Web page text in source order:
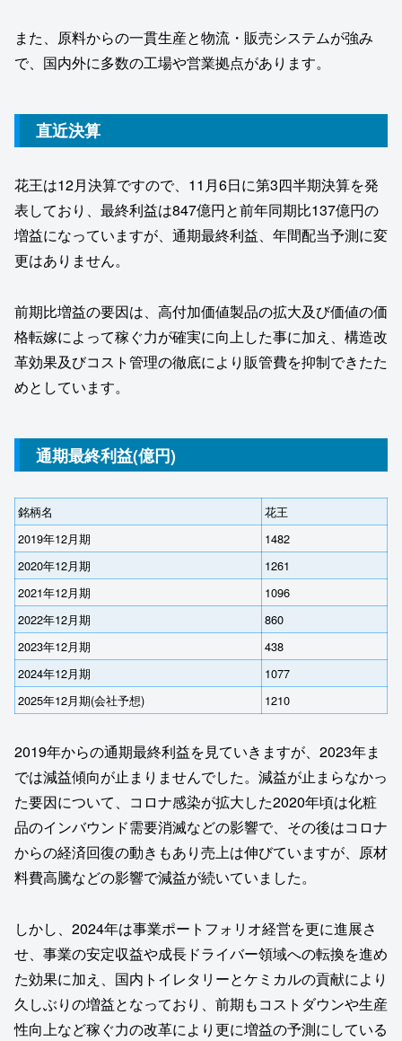
また、原料からの一貫生産と物流・販売システムが強み
で、国内外に多数の工場や営業拠点があります。
直近決算
花王は12月決算ですので、11月6日に第3四半期決算を発
表しており、最終利益は847億円と前年同期比137億円の
増益になっていますが、通期最終利益、年間配当予測に変
更はありません。
前期比増益の要因は、高付加価値製品の拡大及び価値の価
格転嫁によって稼ぐ力が確実に向上した事に加え、構造改
革効果及びコスト管理の徹底により販管費を抑制できたた
めとしています。
通期最終利益(億円)
銘柄名
花王
2019年12月期
1482
2020年12月期
1261
2021年12月期
1096
2022年12月期
860
2023年12月期
438
2024年12月期
1077
2025年12月期(会社予想)
1210
2019年からの通期最終利益を見ていきますが、2023年ま
では減益傾向が止まりませんでした。減益が止まらなかっ
た要因について、コロナ感染が拡大した2020年頃は化粧
品のインバウンド需要消滅などの影響で、その後はコロナ
からの経済回復の動きもあり売上は伸びていますが、原材
料費高騰などの影響で減益が続いていました。
しかし、2024年は事業ポートフォリオ経営を更に進展さ
せ、事業の安定収益や成長ドライバー領域への転換を進め
た効果に加え、国内トイレタリーとケミカルの貢献により
久しぶりの増益となっており、前期もコストダウンや生産
性向上など稼ぐ力の改革により更に増益の予測にしている